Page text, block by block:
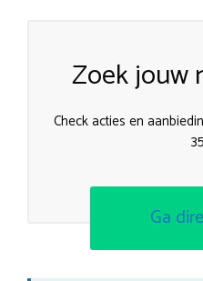
Zoek jouw
Check acties en
Ga